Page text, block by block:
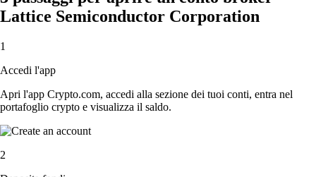
Lattice Semiconductor Corporation
1
Accedi l'app
Apri l'app Crypto.com, accedi alla sezione dei tuoi conti, entra nel
portafoglio crypto e visualizza il saldo.
2